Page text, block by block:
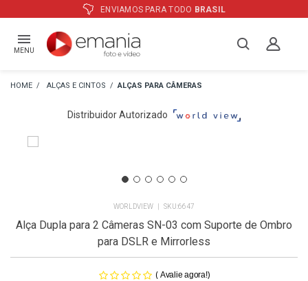
BRASIL
MENU
ALÇAS E CINTOS ALÇAS PARA CÂMERAS
Distribuidor Autorizado
WORLDVIEW 6647
Alça Dupla para 2 Câmeras SN-03 com Suporte de Ombro
para DSLR e Mirrorless
( Avalie agora!)